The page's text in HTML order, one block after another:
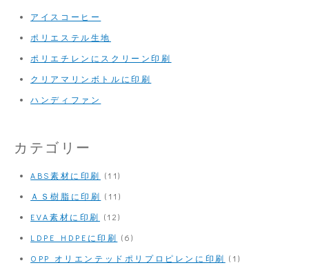
アイスコーヒー
ポリエステル生地
ポリエチレンにスクリーン印刷
クリアマリンボトルに印刷
ハンディファン
カテゴリー
ABS素材に印刷 (11)
ＡＳ樹脂に印刷 (11)
EVA素材に印刷 (12)
LDPE HDPEに印刷 (6)
OPP オリエンテッドポリプロピレンに印刷 (1)